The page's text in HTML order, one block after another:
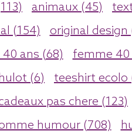
animaux (45)
(154)
original design
ans (68)
femme 40
(6)
teeshirt ecolo
pas chere (123)
humour (708)